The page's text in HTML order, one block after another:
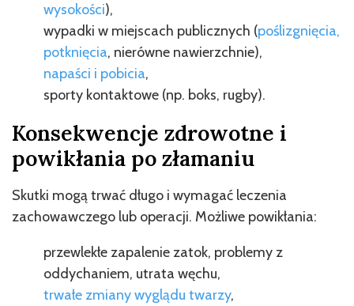
wysokości),
wypadki w miejscach publicznych (poślizgnięcia,
potknięcia, nierówne nawierzchnie),
napaści i pobicia,
sporty kontaktowe (np. boks, rugby).
Konsekwencje zdrowotne i
powikłania po złamaniu
Skutki mogą trwać długo i wymagać leczenia
zachowawczego lub operacji. Możliwe powikłania:
przewlekłe zapalenie zatok, problemy z
oddychaniem, utrata węchu,
trwałe zmiany wyglądu twarzy,